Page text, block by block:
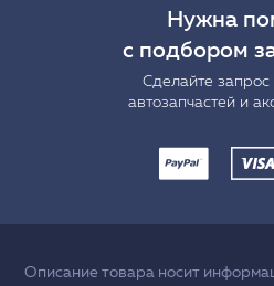
Нужна
с подбором
Сделайте
автозапчастей и
Описание товара носит